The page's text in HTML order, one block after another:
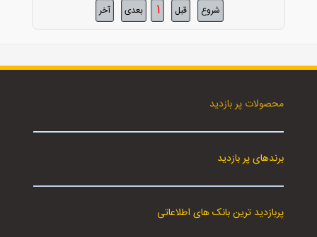
شروع قبل 1 بعدی آخر
محصولات پر بازدید
برندهای پر بازدید
پربازدید ترین بانک های اطلاعاتی